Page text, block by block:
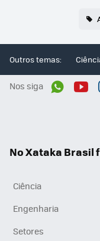
Outros temas:
Nos siga
No Xataka Brasil
Ciência
Engenharia
Setores